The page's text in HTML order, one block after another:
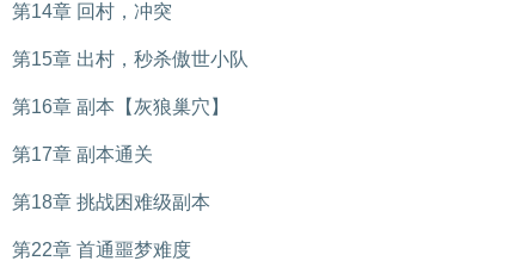
第14章 回村，冲突
第15章 出村，秒杀傲世小队
第16章 副本【灰狼巢穴】
第17章 副本通关
第18章 挑战困难级副本
第22章 首通噩梦难度